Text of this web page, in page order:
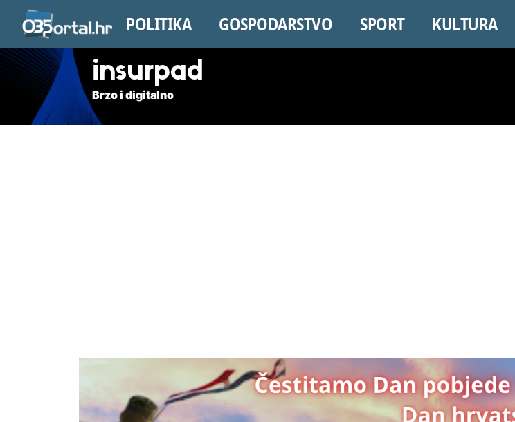
POLITIKA GOSPODARSTVO SPORT KULTURA
insurpad
Brzo i digitalno